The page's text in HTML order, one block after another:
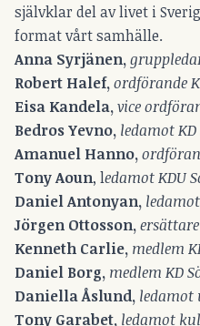
självklar del av livet i
format vårt samhälle.
Anna Syrjänen,
Robert Halef,ordförande
Eisa Kandela,vice
Bedros Yevno, ledamot
Amanuel Hanno,
Tony Aoun, ledamot KDU
Daniel Antonyan,
Jörgen Ottosson,ersättare
Kenneth Carlie, medlem
Daniel Borg, medlem KD
Daniella Åslund, ledamot
Tony Garabet, ledamot